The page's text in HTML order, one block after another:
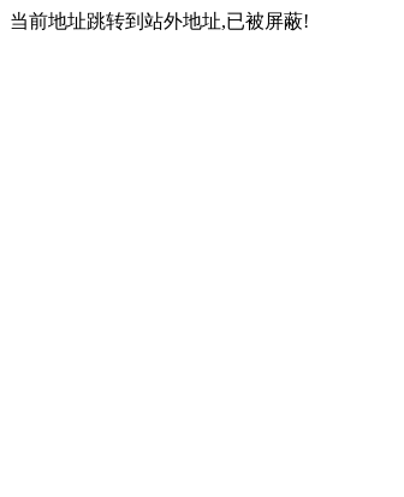
当前地址跳转到站外地址,已被屏蔽!